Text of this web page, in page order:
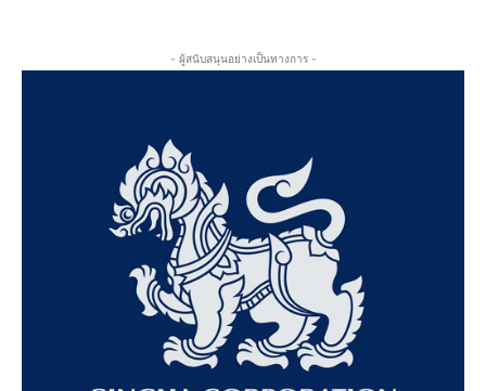
- ผู้สนับสนุนอย่างเป็นทางการ -